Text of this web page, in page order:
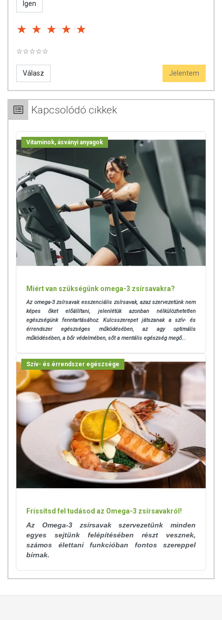
elzárva tartandó!
Igen
☆☆☆☆☆
Válasz Jelentem
Kapcsolódó cikkek
Vitaminok, ásványi anyagok
Miért van szükségünk omega-3 zsírsavakra?
Az omega-3 zsírsavak esszenciális zsírsavak, azaz szervezetünk nem
képes őket előállítani, jelenlétük azonban nélkülözhetetlen
egészségünk fenntartásához. Kulcsszerepet játszanak a szív- és
érrendszer egészséges működésében, az agy optimális
működésében, a bőr védelmében, sőt a mentális egészség megő...
Szív- és érrendszer egészsége
Frissítsd fel tudásod az Omega-3 zsírsavakról!
Az Omega-3 zsírsavak szervezetünk minden
egyes sejtünk felépítésében részt vesznek,
számos élettani funkcióban fontos szereppel
bírnak.